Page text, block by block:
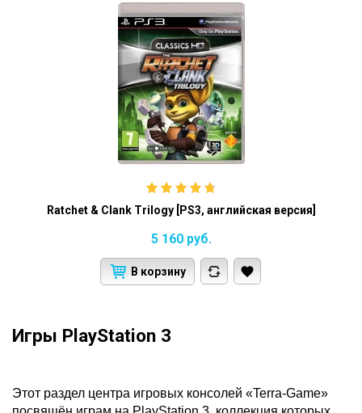
Ratchet & Clank Trilogy [PS3, английская версия]
5 160 руб.
В корзину
Игры PlayStation 3
Этот раздел центра игровых консолей «Terra-Game»